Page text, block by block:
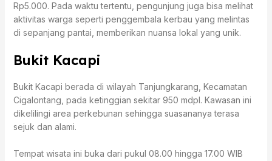
Rp5.000. Pada waktu tertentu, pengunjung juga bisa melihat
aktivitas warga seperti penggembala kerbau yang melintas
di sepanjang pantai, memberikan nuansa lokal yang unik.
Bukit Kacapi
Bukit Kacapi berada di wilayah Tanjungkarang, Kecamatan
Cigalontang, pada ketinggian sekitar 950 mdpl. Kawasan ini
dikelilingi area perkebunan sehingga suasananya terasa
sejuk dan alami.
Tempat wisata ini buka dari pukul 08.00 hingga 17.00 WIB